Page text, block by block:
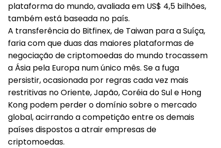
plataforma do mundo, avaliada em US$ 4,5 bilhões,
também está baseada no país.
A transferência do Bitfinex, de Taiwan para a Suíça,
faria com que duas das maiores plataformas de
negociação de criptomoedas do mundo trocassem
a Ásia pela Europa num único mês. Se a fuga
persistir, ocasionada por regras cada vez mais
restritivas no Oriente, Japão, Coréia do Sul e Hong
Kong podem perder o domínio sobre o mercado
global, acirrando a competição entre os demais
países dispostos a atrair empresas de
criptomoedas.